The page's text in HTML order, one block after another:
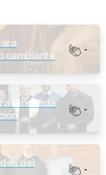
cambiante
-
renovada
-
del
-